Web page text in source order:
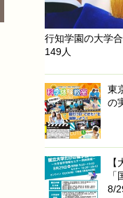
行知学園の大学
149人
東
の
8/